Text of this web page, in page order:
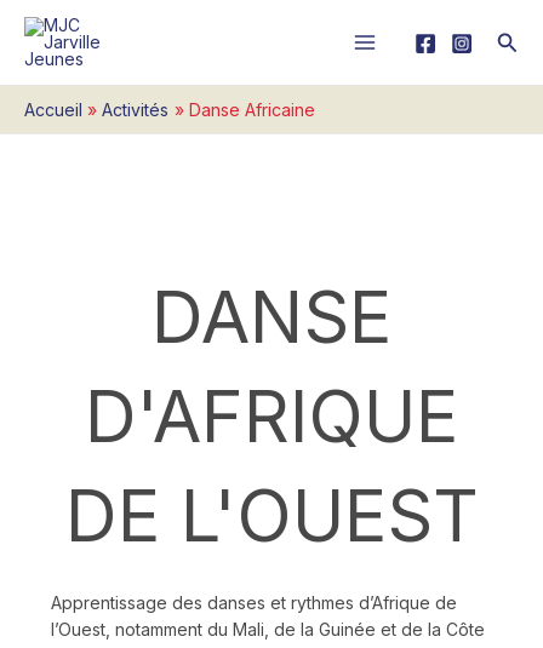
contenu
Accueil Activités Danse Africaine
DANSE
D'AFRIQUE
DE L'OUEST
Apprentissage des danses et rythmes d’Afrique de
l’Ouest, notamment du Mali, de la Guinée et de la Côte